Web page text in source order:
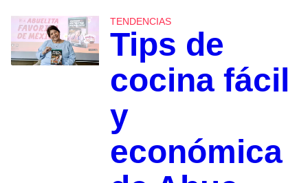
TENDENCIAS
Tips de
cocina fácil
y
económica